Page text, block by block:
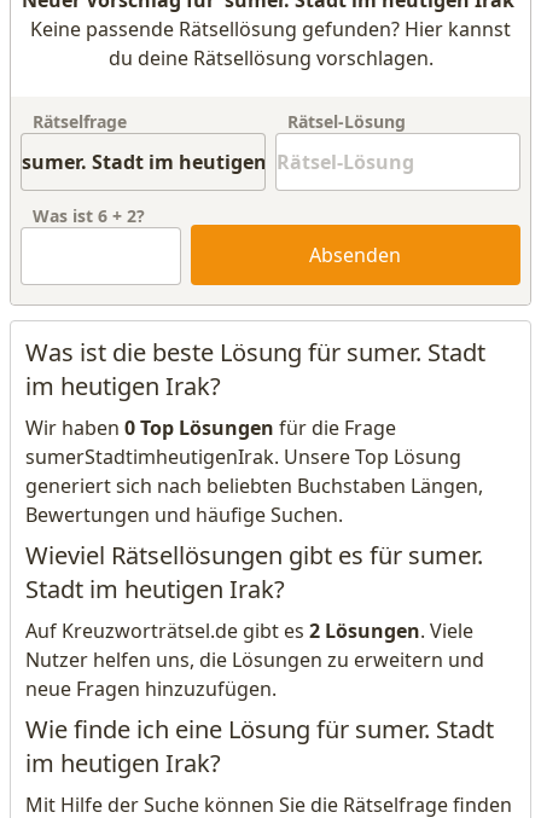
Keine passende Rätsellösung gefunden? Hier kannst
du deine Rätsellösung vorschlagen.
Rätselfrage Rätsel-Lösung
Was ist 6 + 2?
Absenden
Was ist die beste Lösung für sumer. Stadt
im heutigen Irak?
Wir haben 0 Top Lösungen für die Frage
sumerStadtimheutigenIrak. Unsere Top Lösung
generiert sich nach beliebten Buchstaben Längen,
Bewertungen und häufige Suchen.
Wieviel Rätsellösungen gibt es für sumer.
Stadt im heutigen Irak?
Auf Kreuzworträtsel.de gibt es 2 Lösungen. Viele
Nutzer helfen uns, die Lösungen zu erweitern und
neue Fragen hinzuzufügen.
Wie finde ich eine Lösung für sumer. Stadt
im heutigen Irak?
Mit Hilfe der Suche können Sie die Rätselfrage finden